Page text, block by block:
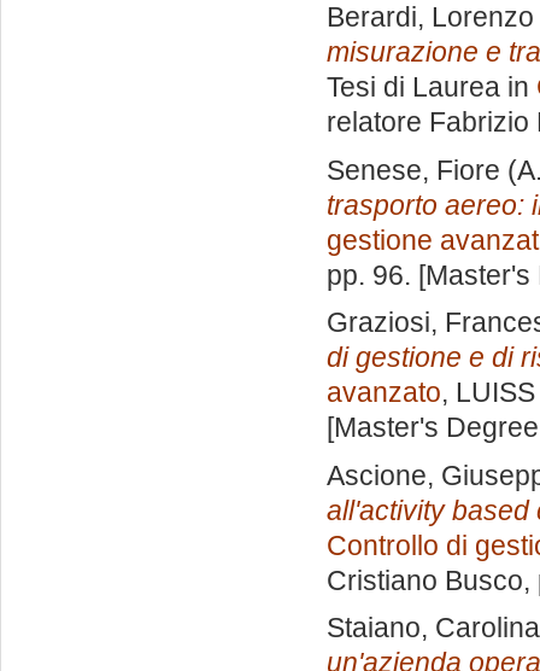
Berardi, Lorenzo
misurazione e
Tesi di Laurea in
relatore Fabrizio
Senese, Fiore
trasporto aereo:
gestione
pp. 96.
Graziosi,
di gestione e di
avanzato,
[Master's
Ascione,
all'activity based
Controllo di
Cristiano Busco,
Staiano, Carolina
un'azienda